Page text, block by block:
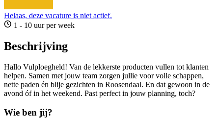
Helaas, deze vacature is niet actief.
1 - 10 uur per week
Beschrijving
Hallo Vulploegheld! Van de lekkerste producten vullen tot klanten
helpen. Samen met jouw team zorgen jullie voor volle schappen,
nette paden én blije gezichten in Roosendaal. En dat gewoon in de
avond óf in het weekend. Past perfect in jouw planning, toch?
Wie ben jij?